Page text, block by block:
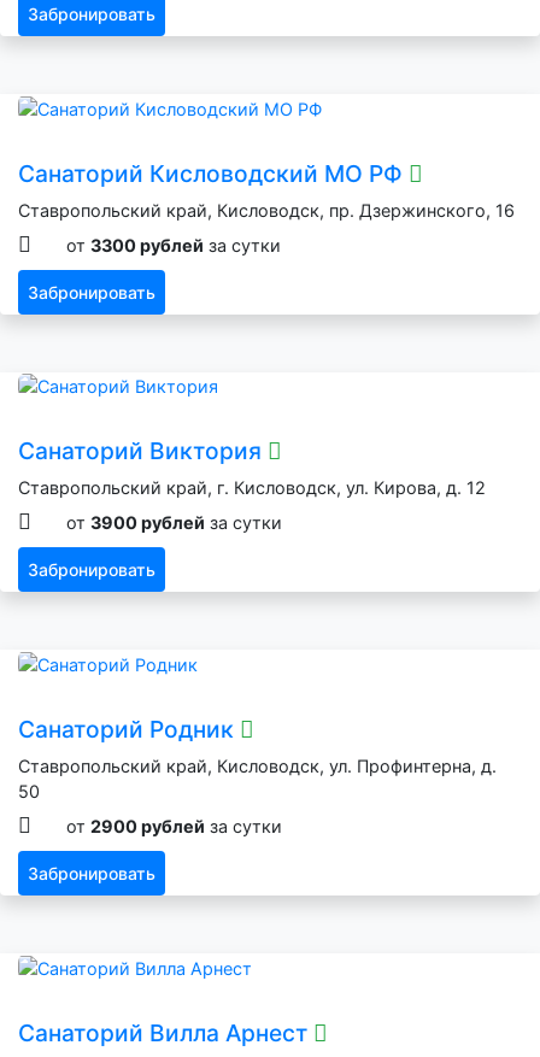
Забронировать
Санаторий Кисловодский МО РФ
Ставропольский край, Кисловодск, пр. Дзержинского, 16
от 3300 рублей за сутки
Забронировать
Санаторий Виктория
Ставропольский край, г. Кисловодск, ул. Кирова, д. 12
от 3900 рублей за сутки
Забронировать
Санаторий Родник
Ставропольский край, Кисловодск, ул. Профинтерна, д.
50
от 2900 рублей за сутки
Забронировать
Санаторий Вилла Арнест